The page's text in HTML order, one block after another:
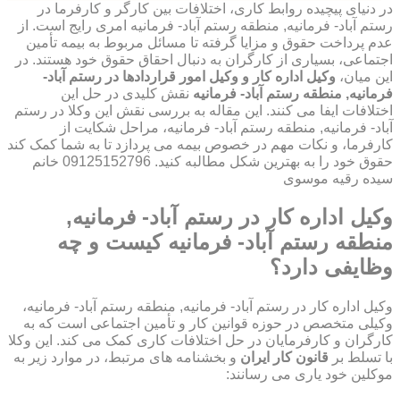
در دنیای پیچیده روابط کاری، اختلافات بین کارگر و کارفرما در
رستم آباد- فرمانیه, منطقه رستم آباد- فرمانیه امری رایج است. از
عدم پرداخت حقوق و مزایا گرفته تا مسائل مربوط به بیمه تأمین
اجتماعی، بسیاری از کارگران به دنبال احقاق حقوق خود هستند. در
این میان، وکیل اداره کار و وکیل امور قراردادها در رستم آباد-
فرمانیه, منطقه رستم آباد- فرمانیه نقش کلیدی در حل این
اختلافات ایفا می کنند. این مقاله به بررسی نقش این وکلا در رستم
آباد- فرمانیه, منطقه رستم آباد- فرمانیه، مراحل شکایت از
کارفرما، و نکات مهم در خصوص بیمه می پردازد تا به شما کمک کند
حقوق خود را به بهترین شکل مطالبه کنید. 09125152796 خانم
سیده رقیه موسوی
وکیل اداره کار در رستم آباد- فرمانیه,
منطقه رستم آباد- فرمانیه کیست و چه
وظایفی دارد؟
وکیل اداره کار در رستم آباد- فرمانیه, منطقه رستم آباد- فرمانیه،
وکیلی متخصص در حوزه قوانین کار و تأمین اجتماعی است که به
کارگران و کارفرمایان در حل اختلافات کاری کمک می کند. این وکلا
با تسلط بر قانون کار ایران و بخشنامه های مرتبط، در موارد زیر به
موکلین خود یاری می رسانند: